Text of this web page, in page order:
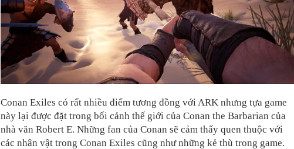
Conan Exiles có rất nhiều điểm tương đồng với ARK nhưng tựa game
này lại được đặt trong bối cảnh thế giới của Conan the Barbarian của
nhà văn Robert E. Những fan của Conan sẽ cảm thấy quen thuộc với
các nhân vật trong Conan Exiles cũng như những kẻ thù trong game.